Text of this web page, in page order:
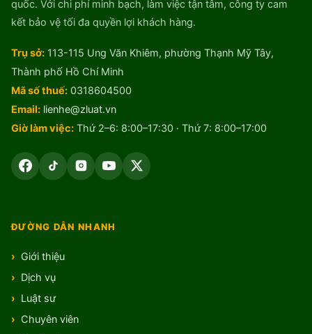
quốc. Với chi phí minh bạch, làm việc tận tâm, công ty cam
kết bảo vệ tối đa quyền lợi khách hàng.
Trụ sở: 113-115 Ung Văn Khiêm, phường Thạnh Mỹ Tây,
Thành phố Hồ Chí Minh
Mã số thuế: 0318604500
Email: lienhe@zluat.vn
Giờ làm việc: Thứ 2–6: 8:00–17:30 · Thứ 7: 8:00–17:00
ĐƯỜNG DẪN NHANH
Giới thiệu
Dịch vụ
Luật sư
Chuyên viên